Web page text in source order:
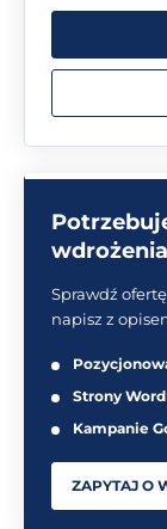
Sprawdź
napisz z
Strony
Kampanie
ZAPYTAJ O